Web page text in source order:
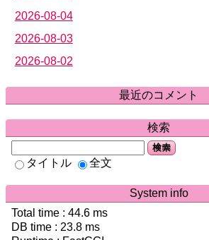
2026-08-04
2026-08-03
2026-08-02
最近のコメント
検索
検索
タイトル 全文
System info
Total time : 44.6 ms
DB time : 23.8 ms